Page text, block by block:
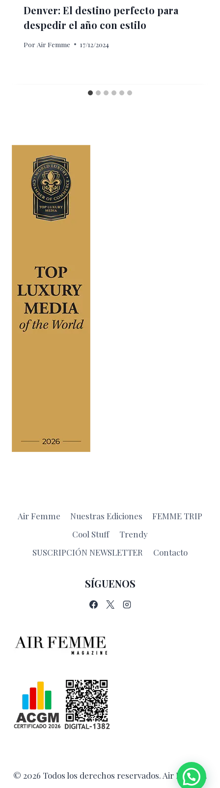
Denver: El destino perfecto para
despedir el año con estilo
Por Air Femme 17/12/2024
Air Femme Nuestras Ediciones
FEMME TRIP
Cool Stuff
Trendy
SUSCRIPCIÓN NEWSLETTER
Contacto
SÍGUENOS
© 2026 Todos los derechos reservados. Air Femme.